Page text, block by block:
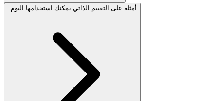
أمثلة على التقييم الذاتي يمكنك استخدامها اليوم